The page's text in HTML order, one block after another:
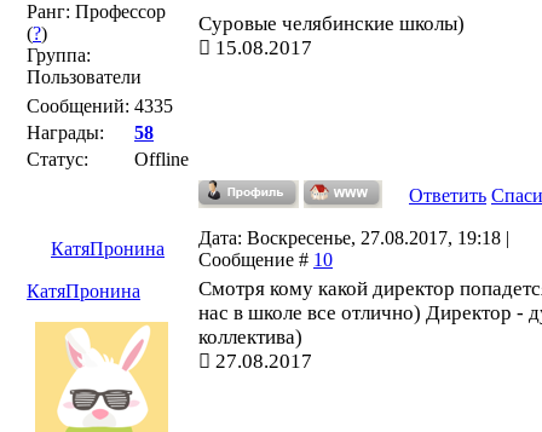
Ранг: Профессор
(?)
Группа:
Пользователи
Сообщений: 4335
Награды:
58
Статус:
Offline
Суровые челябинские школы)
15.08.2017
Ответить
КатяПронина
Дата: Воскресенье, 27.08.2017, 19:18 |
Сообщение # 10
КатяПронина
Смотря кому какой директор
нас в школе все отлично) Директор -
коллектива)
27.08.2017